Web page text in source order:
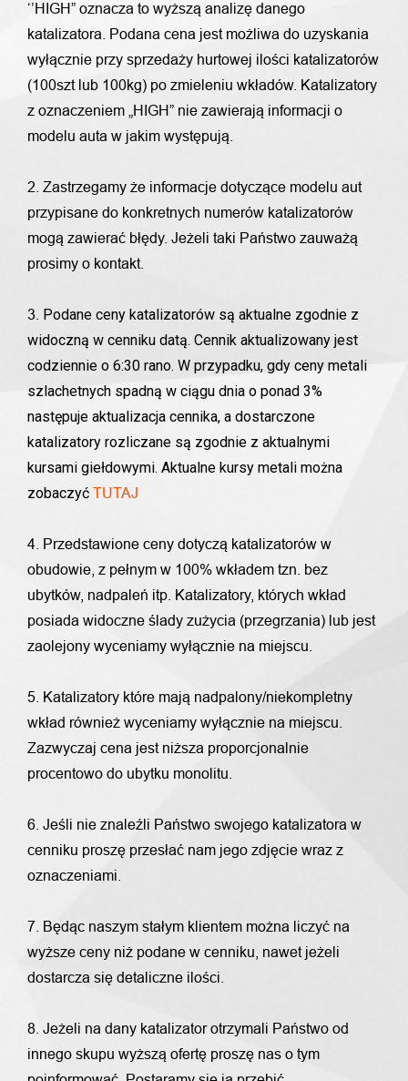
‘’HIGH” oznacza to wyższą analizę danego
katalizatora. Podana cena jest możliwa do uzyskania
wyłącznie przy sprzedaży hurtowej ilości katalizatorów
(100szt lub 100kg) po zmieleniu wkładów. Katalizatory
z oznaczeniem „HIGH” nie zawierają informacji o
modelu auta w jakim występują.
2. Zastrzegamy że informacje dotyczące modelu aut
przypisane do konkretnych numerów katalizatorów
mogą zawierać błędy. Jeżeli taki Państwo zauważą
prosimy o kontakt.
3. Podane ceny katalizatorów są aktualne zgodnie z
widoczną w cenniku datą. Cennik aktualizowany jest
codziennie o 6:30 rano. W przypadku, gdy ceny metali
szlachetnych spadną w ciągu dnia o ponad 3%
następuje aktualizacja cennika, a dostarczone
katalizatory rozliczane są zgodnie z aktualnymi
kursami giełdowymi. Aktualne kursy metali można
zobaczyć TUTAJ
4. Przedstawione ceny dotyczą katalizatorów w
obudowie, z pełnym w 100% wkładem tzn. bez
ubytków, nadpaleń itp. Katalizatory, których wkład
posiada widoczne ślady zużycia (przegrzania) lub jest
zaolejony wyceniamy wyłącznie na miejscu.
5. Katalizatory które mają nadpalony/niekompletny
wkład również wyceniamy wyłącznie na miejscu.
Zazwyczaj cena jest niższa proporcjonalnie
procentowo do ubytku monolitu.
6. Jeśli nie znaleźli Państwo swojego katalizatora w
cenniku proszę przesłać nam jego zdjęcie wraz z
oznaczeniami.
7. Będąc naszym stałym klientem można liczyć na
wyższe ceny niż podane w cenniku, nawet jeżeli
dostarcza się detaliczne ilości.
8. Jeżeli na dany katalizator otrzymali Państwo od
innego skupu wyższą ofertę proszę nas o tym